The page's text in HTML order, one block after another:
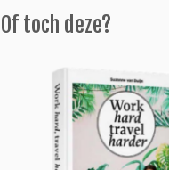
Of toch deze?